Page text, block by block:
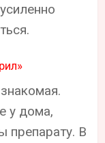
у дома,
препарату. В